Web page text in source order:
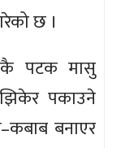
छ ।
पटक मासु
झिकेर पकाउने
बनाएर